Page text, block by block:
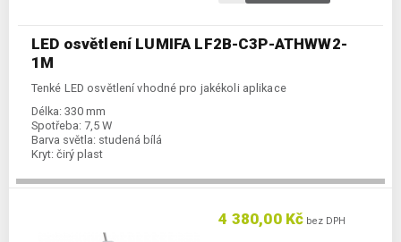
LED osvětlení LUMIFA LF2B-C3P-ATHWW2-
1M
Tenké LED osvětlení vhodné pro jakékoli aplikace
Délka: 330 mm
Spotřeba: 7,5 W
Barva světla: studená bílá
Kryt: čirý plast
4 380,00 Kč bez DPH